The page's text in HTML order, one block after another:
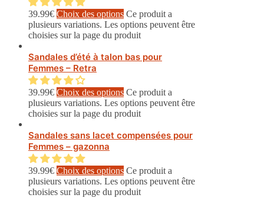
39.99€ Choix des options Ce produit a
plusieurs variations. Les options peuvent être
choisies sur la page du produit
Sandales d’été à talon bas pour
Femmes – Retra
39.99€ Choix des options Ce produit a
plusieurs variations. Les options peuvent être
choisies sur la page du produit
Sandales sans lacet compensées pour
Femmes – gazonna
39.99€ Choix des options Ce produit a
plusieurs variations. Les options peuvent être
choisies sur la page du produit